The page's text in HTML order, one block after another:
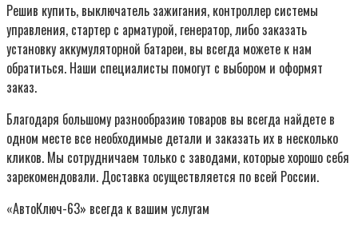
Решив купить, выключатель зажигания, контроллер системы
управления, стартер с арматурой, генератор, либо заказать
установку аккумуляторной батареи, вы всегда можете к нам
обратиться. Наши специалисты помогут с выбором и оформят
заказ.
Благодаря большому разнообразию товаров вы всегда найдете в
одном месте все необходимые детали и заказать их в несколько
кликов. Мы сотрудничаем только с заводами, которые хорошо себя
зарекомендовали. Доставка осуществляется по всей России.
«АвтоКлюч-63» всегда к вашим услугам